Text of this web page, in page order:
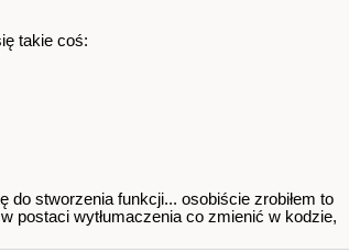
takie coś:
do stworzenia funkcji... osobiście zrobiłem to
postaci wytłumaczenia co zmienić w kodzie,